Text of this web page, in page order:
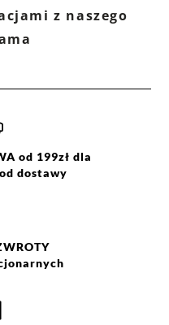
z naszego
od 199zł dla
dostawy